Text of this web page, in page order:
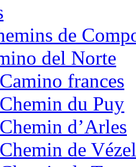
de
del Norte
frances
du Puy
d’Arles
de